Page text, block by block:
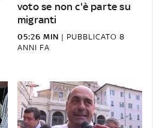
voto se non c'è parte su
migranti
05:26 MIN | PUBBLICATO 8
ANNI FA